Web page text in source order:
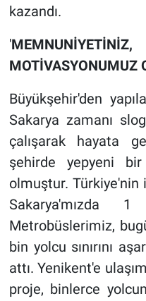
kazandı.
'
MOTİVASYONUMUZ
Büyükşehir'den
Sakarya zamanı
çalışarak hayata
şehirde yepyeni
olmuştur.
Sakarya'mızda
Metrobüslerimiz,
bin yolcu sınırını
attı. Yenikent'e
proje, binlerce